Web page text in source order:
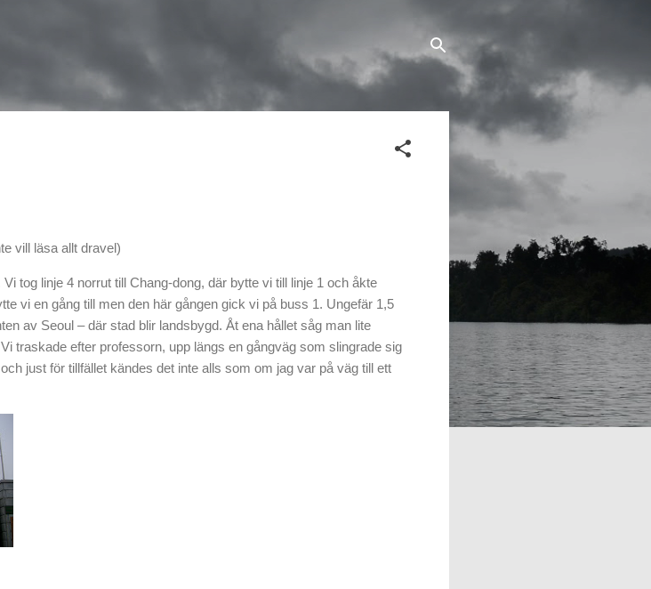
vill läsa allt dravel)
tog linje 4 norrut till Chang-dong, där bytte vi till linje 1 och åkte
vi en gång till men den här gången gick vi på buss 1. Ungefär 1,5
av Seoul – där stad blir landsbygd. Åt ena hållet såg man lite
traskade efter professorn, upp längs en gångväg som slingrade sig
just för tillfället kändes det inte alls som om jag var på väg till ett